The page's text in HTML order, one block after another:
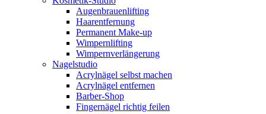
Augenbrauenlifting
Haarentfernung
Permanent Make-up
Wimpernlifting
Wimpernverlängerung
Nagelstudio
Acrylnägel selbst machen
Acrylnägel entfernen
Barber-Shop
Fingernägel richtig feilen